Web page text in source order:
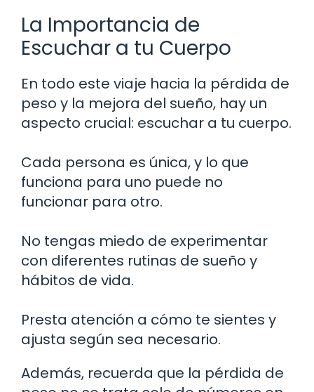
La Importancia de
Escuchar a tu Cuerpo
En todo este viaje hacia la pérdida de
peso y la mejora del sueño, hay un
aspecto crucial: escuchar a tu cuerpo.
Cada persona es única, y lo que
funciona para uno puede no
funcionar para otro.
No tengas miedo de experimentar
con diferentes rutinas de sueño y
hábitos de vida.
Presta atención a cómo te sientes y
ajusta según sea necesario.
Además, recuerda que la pérdida de